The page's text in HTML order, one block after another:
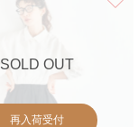
SOLD OUT
再入荷受付